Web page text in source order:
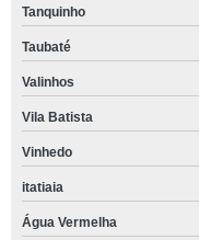
Tanquinho
Taubaté
Valinhos
Vila Batista
Vinhedo
itatiaia
Água Vermelha